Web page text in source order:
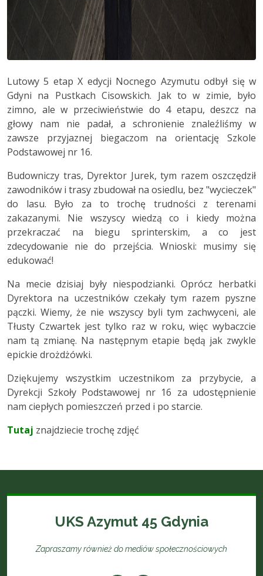
Lutowy 5 etap X edycji Nocnego Azymutu odbył się w
Gdyni na Pustkach Cisowskich. Jak to w zimie, było
zimno, ale w przeciwieństwie do 4 etapu, deszcz na
głowy nam nie padał, a schronienie znaleźliśmy w
zawsze przyjaznej biegaczom na orientację Szkole
Podstawowej nr 16.
Budowniczy tras, Dyrektor Jurek, tym razem oszczędził
zawodników i trasy zbudował na osiedlu, bez "wycieczek"
do lasu. Było za to trochę trudności z terenami
zakazanymi. Nie wszyscy wiedzą co i kiedy można
przekraczać na biegu sprinterskim, a co jest
zdecydowanie nie do przejścia. Wnioski: musimy się
edukować!
Na mecie dzisiaj były niespodzianki. Oprócz herbatki
Dyrektora na uczestników czekały tym razem pyszne
pączki. Wiemy, że nie wszyscy byli tym zachwyceni, ale
Tłusty Czwartek jest tylko raz w roku, więc wybaczcie
nam tą zmianę. Na następnym etapie będą jak zwykle
epickie drożdżówki.
Dziękujemy wszystkim uczestnikom za przybycie, a
Dyrekcji Szkoły Podstawowej nr 16 za udostępnienie
nam ciepłych pomieszczeń przed i po starcie.
Tutaj znajdziecie trochę zdjęć
UKS Azymut 45 Gdynia
Zapraszamy również do mediów społecznościowych